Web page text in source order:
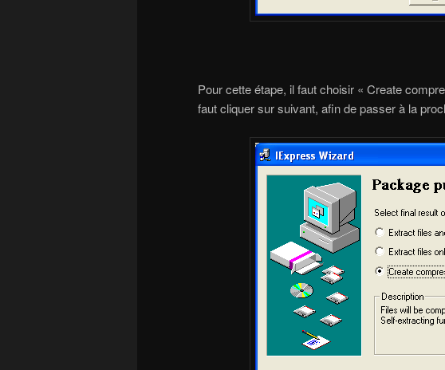
Pour cette étape, il faut choisir « Create
faut cliquer sur suivant, afin de passer à la